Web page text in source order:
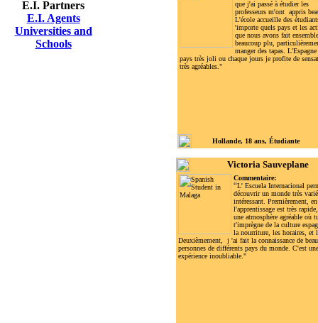
E.I. Partners
E.I. Agents
Universities and
Schools
que j'ai passé à étudier les
professeurs m'ont appris
L'école accueille des
'importe quels pays et les
que nous avons fait
beaucoup plu,
manger des tapas.
pays très joli ou chaque jours je profite de
très agréables."
Hollande, 18 ans, Étudiante
Victoria Sauveplane
Commentaire:
“L' Escuela Internacional
découvrir un monde très
intéressant. Premièrement,
l'apprentissage est très
une atmosphère agréable où
t'imprègne de la culture
la nourriture, les horaires, et
Deuxièmement, j 'ai fait la connaissance de
personnes de différents pays du monde. C'est une
expérience inoubliable."